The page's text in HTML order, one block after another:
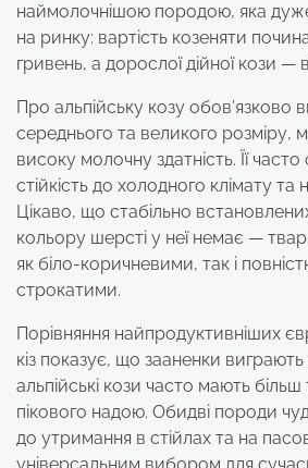
наймолочнішою породою, яка
на ринку: вартість козеняти
гривень, а дорослої дійної кози —
Про альпійську козу обов’язково
середнього та великого розміру,
високу молочну здатність. Її
стійкість до холодного клімату та
Цікаво, що стабільно
кольору шерсті у неї немає —
як біло-коричневими, так і
строкатими.
Порівняння найпродуктивніших
кіз показує, що зааненки виграють
альпійські кози часто мають
пікового надою. Обидві породи
до утримання в стійлах та на